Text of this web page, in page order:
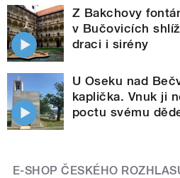
Z Bakchovy
v Bučovicích
draci i sirény
U Oseku nad
kaplička. Vnuk ji
poctu svému
E-SHOP ČESKÉHO